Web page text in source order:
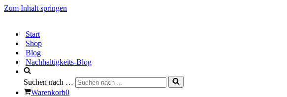
Zum Inhalt springen
Start
Shop
Blog
Nachhaltigkeits-Blog
Suchen nach …
Warenkorb0